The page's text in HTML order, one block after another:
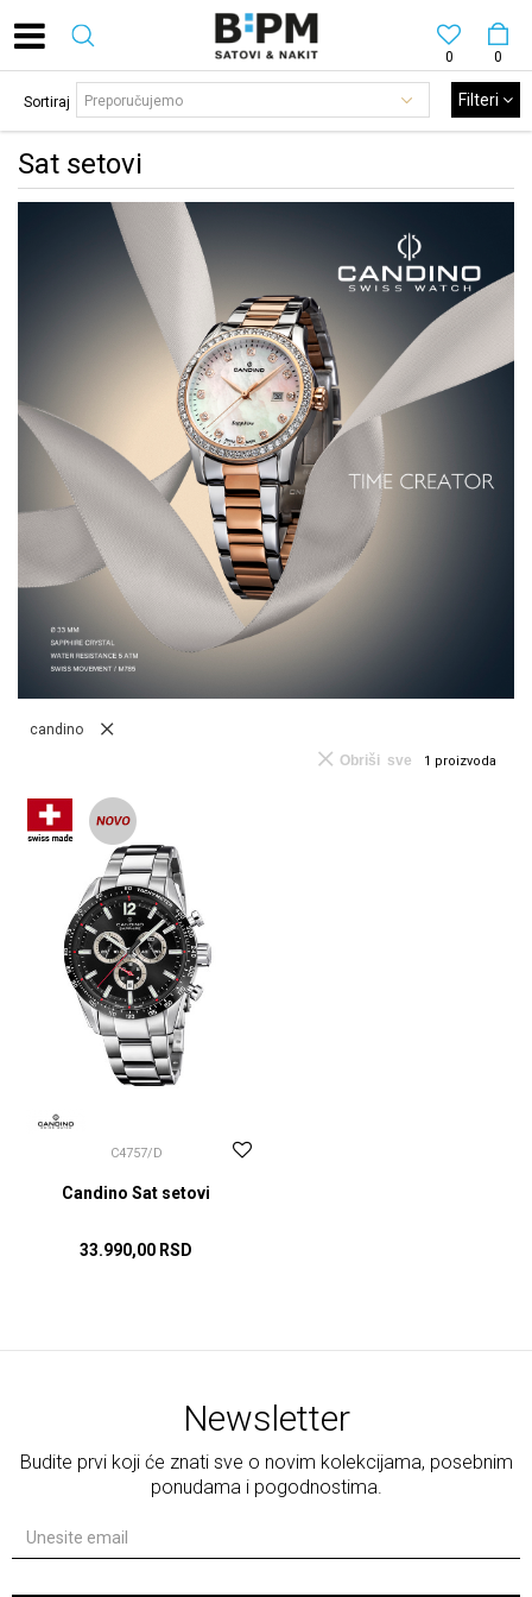
0
0
Sat setovi
Sortiraj Filteri
candino
1 proizvoda
Obriši sve
C4757/D
Candino Sat setovi
33.990,00 RSD
Newsletter
Budite prvi koji će znati sve o novim kolekcijama, posebnim
ponudama i pogodnostima.